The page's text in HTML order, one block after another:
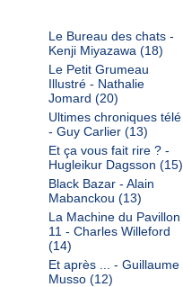
Le Bureau des chats -
Kenji Miyazawa(18)
Le Petit Grumeau
Illustré - Nathalie
Jomard (20)
Ultimes chroniques télé
- Guy Carlier(13)
Et ça vous fait rire ? -
Hugleikur Dagsson (15)
Black Bazar - Alain
Mabanckou (13)
La Machine du Pavillon
11 - Charles Willeford
(14)
Et après ... - Guillaume
Musso(12)